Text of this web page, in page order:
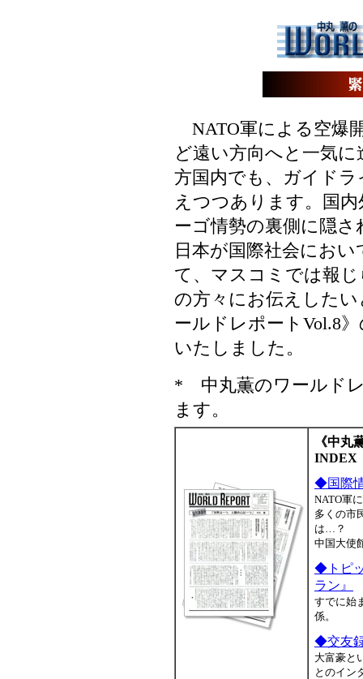
NATO軍による空爆
ど遠い方向へと一気
方国内でも、ガイド
えつつあります。国
ーゴ情勢の裏側に隠
日本が国際社会にお
て、マスコミでは報
の方々にお伝えした
ールドレポートVol.8
いたしました。
* 中丸薫のワールド
ます。
《中丸
INDEX
◆国際
NATO軍
多くの市
は…？
中国大使
◆トピ
ラン』
すでに始
係。
◆交友
大富豪と
とのイン